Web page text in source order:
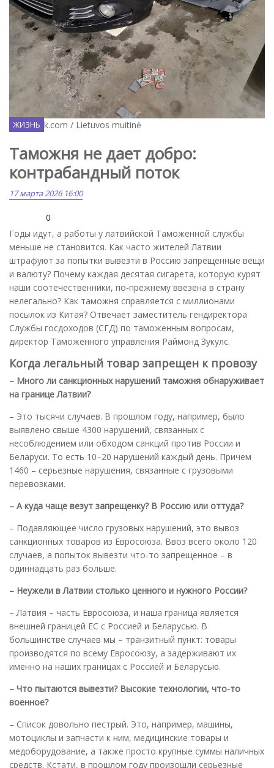
Facebook.com / Lietuvos muitinė
ЖИЗНЬ
Таможня не дает добро:
контрабандный поток
17 марта 2026 16:00
0
Годы идут, а работы у латвийской Таможенной службы
меньше не становится. Как часто жителей Латвии
штрафуют за попытки вывезти в Россию запрещенные вещи
и валюту? Почему каждая десятая сигарета, которую курят
наши соотечественники, по-прежнему ввезена в страну
нелегально? Как таможня справляется с миллионами
посылок из Китая? Отвечает заместитель гендиректора
Службы госдоходов (СГД) по таможенным вопросам,
директор Таможенного управления Раймонд Зукулс.
Когда легальный товар запрещен к провозу
– Много ли санкционных нарушений таможня обнаруживает
на границе Латвии?
– Это тысячи случаев. В прошлом году, например, было
выявлено свыше 4300 нарушений, связанных с
несоблюдением или обходом санкций против России и
Беларуси. То есть 10–20 нарушений каждый день. Причем
1460 – серьезные нарушения, связанные с грузовыми
перевозками.
– А куда чаще везут запрещенку? В Россию или оттуда?
– Подавляющее число грузовых нарушений, это вывоз
санкционных товаров из Евросоюза. Ввоз всего около 120
случаев, а попыток вывезти что-то запрещенное – в
одиннадцать раз больше.
– Неужели в Латвии столько ценного и нужного России?
– Латвия – часть Евросоюза, и наша граница является
внешней границей ЕС с Россией и Беларусью. В
большинстве случаев мы – транзитный пункт: товары
производятся по всему Евросоюзу, а задерживают их
именно на наших границах с Россией и Беларусью.
– Что пытаются вывезти? Высокие технологии, что-то
военное?
– Список довольно пестрый. Это, например, машины,
мотоциклы и запчасти к ним, медицинские товары и
медоборудование, а также просто крупные суммы наличных
средств. Кстати, в прошлом году произошли серьезные